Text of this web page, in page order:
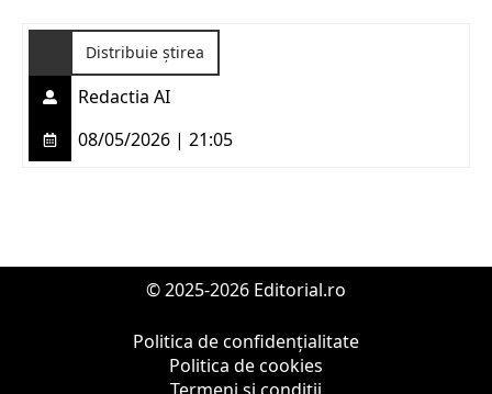
Distribuie știrea
Redactia AI
08/05/2026 | 21:05
© 2025-2026 Editorial.ro
Politica de confidențialitate
Politica de cookies